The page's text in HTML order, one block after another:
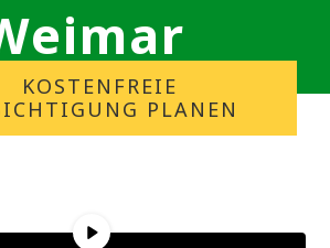
KOSTENFREIE
PLANEN